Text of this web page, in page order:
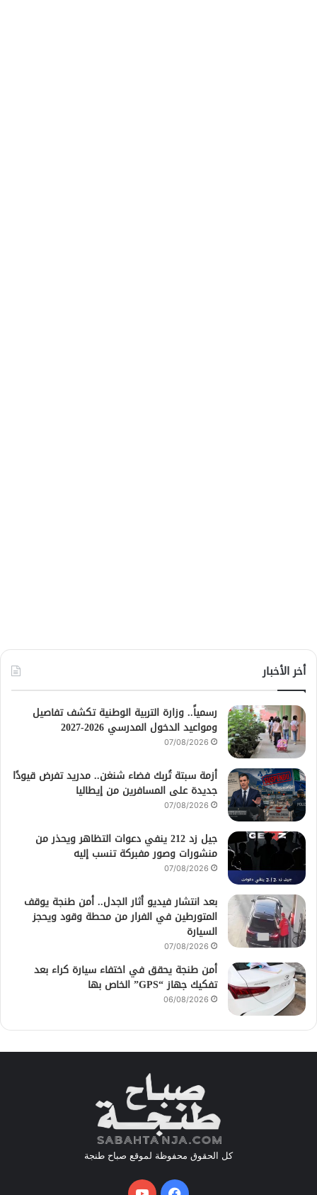
أخر الأخبار
رسمياً.. وزارة التربية الوطنية تكشف تفاصيل
ومواعيد الدخول المدرسي 2026-2027
07/08/2026
أزمة سبتة تُربك فضاء شنغن.. مدريد تفرض قيودًا
جديدة على المسافرين من إيطاليا
07/08/2026
جيل زد 212 ينفي دعوات التظاهر ويحذر من
منشورات وصور مفبركة تنسب إليه
07/08/2026
بعد انتشار فيديو أثار الجدل.. أمن طنجة يوقف
المتورطين في الفرار من محطة وقود ويحجز
السيارة
07/08/2026
أمن طنجة يحقق في اختفاء سيارة كراء بعد
تفكيك جهاز “GPS” الخاص بها
06/08/2026
كل الحقوق محفوظة لموقع صباح طنجة